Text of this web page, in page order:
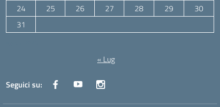
24
25 26 27 28 29
30
31
« Lug
Seguici su: